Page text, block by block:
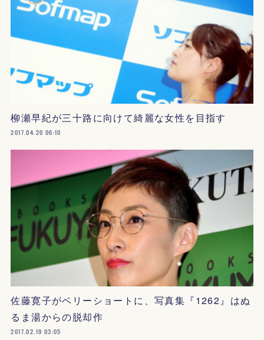
柳瀬早紀が三十路に向けて綺麗な女性を目指す
2017.04.20 06:10
佐藤寛子がベリーショートに、写真集『1262』はぬ
るま湯からの脱却作
2017.02.19 03:05